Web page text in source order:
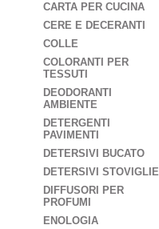
CARTA PER CUCINA
CERE E DECERANTI
COLLE
COLORANTI PER
TESSUTI
DEODORANTI
AMBIENTE
DETERGENTI
PAVIMENTI
DETERSIVI BUCATO
DETERSIVI STOVIGLIE
DIFFUSORI PER
PROFUMI
ENOLOGIA